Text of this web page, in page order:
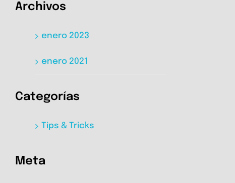
Archivos
enero 2023
enero 2021
Categorías
Tips & Tricks
Meta